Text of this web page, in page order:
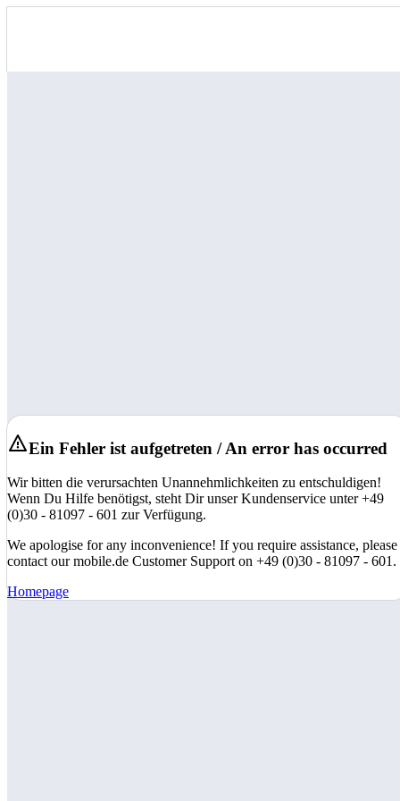
Ein Fehler ist aufgetreten / An error has occurred
Wir bitten die verursachten Unannehmlichkeiten zu entschuldigen!
Wenn Du Hilfe benötigst, steht Dir unser Kundenservice unter +49
(0)30 - 81097 - 601 zur Verfügung.
We apologise for any inconvenience! If you require assistance, please
contact our mobile.de Customer Support on +49 (0)30 - 81097 - 601.
Homepage